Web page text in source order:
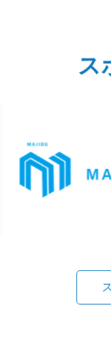
ス